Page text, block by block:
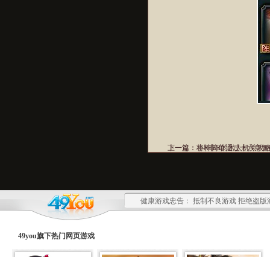
上一篇：将神简单通过十六章
下一篇：小R非R的木人机关攻
健康游戏忠告： 抵制不良游戏 拒绝盗
49you旗下热门 网页游戏